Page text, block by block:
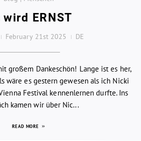
wird ERNST
February 21st 2025 DE
großem Dankeschön! Lange ist es her,
wäre es gestern gewesen als ich Nicki
Festival kennenlernen durfte. Ins
kamen wir über Nic...
READ MORE